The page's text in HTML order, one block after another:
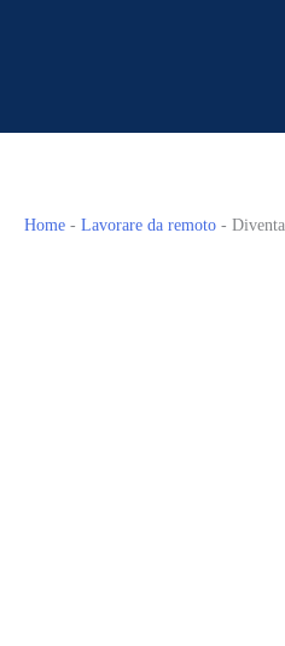
Home - Lavorare da remoto -